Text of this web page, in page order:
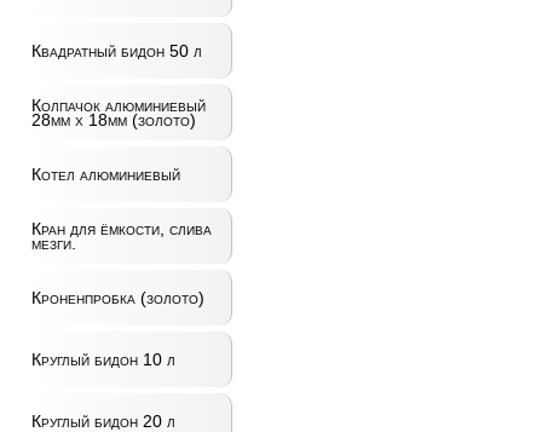
Квадратный бидон 50 л
Колпачок алюминиевый
28мм x 18мм (золото)
Котел алюминиевый
Кран для ёмкости, слива
мезги.
Кроненпробка (золото)
Круглый бидон 10 л
Круглый бидон 20 л